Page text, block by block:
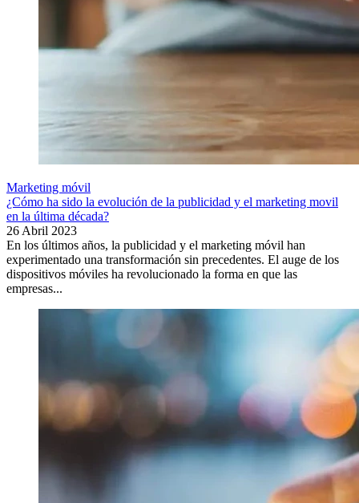
Marketing móvil
¿Cómo ha sido la evolución de la publicidad y el marketing movil
en la última década?
26 Abril 2023
En los últimos años, la publicidad y el marketing móvil han
experimentado una transformación sin precedentes. El auge de los
dispositivos móviles ha revolucionado la forma en que las
empresas...